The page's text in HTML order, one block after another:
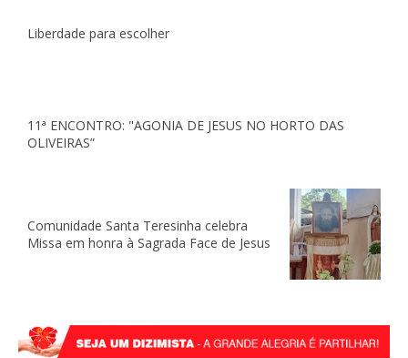
Liberdade para escolher
11ª ENCONTRO: "AGONIA DE JESUS NO HORTO DAS
OLIVEIRAS”
Comunidade Santa Teresinha celebra
Missa em honra à Sagrada Face de Jesus